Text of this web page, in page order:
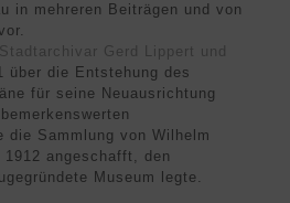
in mehreren Beiträgen und von
Gerd Lippert und
über die Entstehung des
für seine Neuausrichtung
die Sammlung von Wilhelm
angeschafft, den
Museum legte.